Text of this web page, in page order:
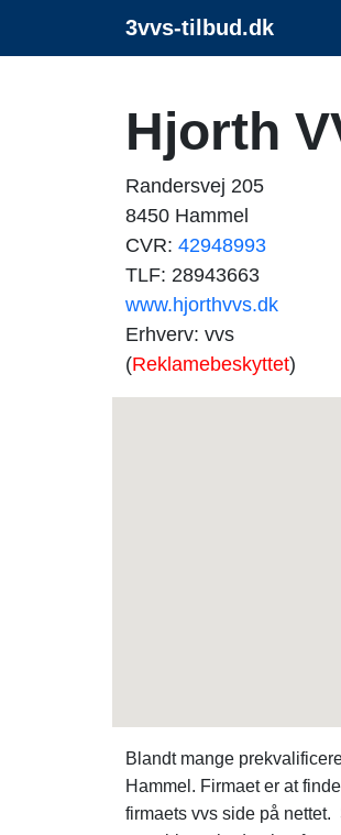
3vvs-tilbud.dk
Hjorth
Randersvej 205
8450 Hammel
CVR: 42948993
TLF: 28943663
www.hjorthvvs.dk
Erhverv: vvs
(Reklamebeskyttet)
Blandt mange
Hammel. Firmaet er at
firmaets vvs side på nettet.